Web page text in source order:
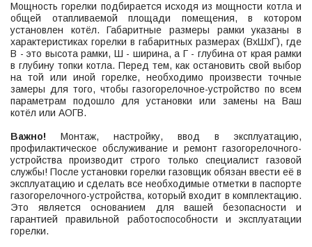
Мощность горелки подбирается исходя из мощности котла и
общей отапливаемой площади помещения, в котором
установлен котёл. Габаритные размеры рамки указаны в
характеристиках горелки в габаритных размерах (ВхШхГ), где
В - это высота рамки, Ш - ширина, а Г - глубина от края рамки
в глубину топки котла. Перед тем, как остановить свой выбор
на той или иной горелке, необходимо произвести точные
замеры для того, чтобы газогорелочное-устройство по всем
параметрам подошло для установки или замены на Ваш
котёл или АОГВ.
Важно! Монтаж, настройку, ввод в эксплуатацию,
профилактическое обслуживание и ремонт газогорелочного-
устройства производит строго только специалист газовой
службы! После установки горелки газовщик обязан ввести её в
эксплуатацию и сделать все необходимые отметки в паспорте
газогорелочного-устройства, который входит в комплектацию.
Это является основанием для вашей безопасности и
гарантией правильной работоспособности и эксплуатации
горелки.